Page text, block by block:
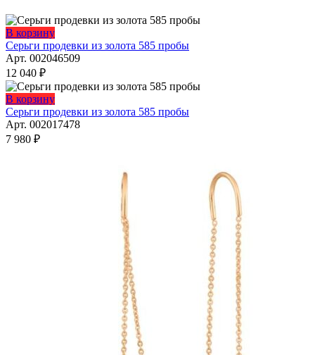
В корзину
Серьги продевки из золота 585 пробы
Арт. 002046509
12 040 ₽
В корзину
Серьги продевки из золота 585 пробы
Арт. 002017478
7 980 ₽